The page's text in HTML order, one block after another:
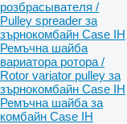
розбрасывателя /
Pulley spreader за
зърнокомбайн Case IH
Ремъчна шайба
вариатора ротора /
Rotor variator pulley за
зърнокомбайн Case IH
Ремъчна шайба за
комбайн Case IH